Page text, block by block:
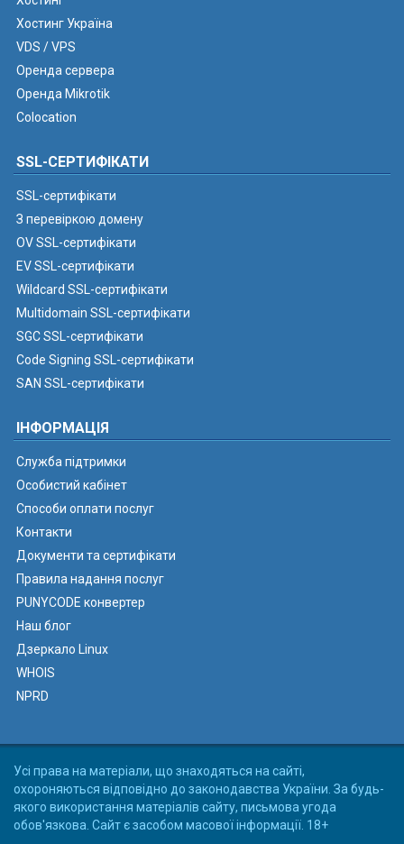
Хостинг Україна
VDS / VPS
Оренда сервера
Оренда Mikrotik
Colocation
SSL-СЕРТИФІКАТИ
SSL-сертифікати
З перевіркою домену
OV SSL-сертифікати
EV SSL-сертифікати
Wildcard SSL-сертифікати
Multidomain SSL-сертифікати
SGC SSL-сертифікати
Code Signing SSL-сертифікати
SAN SSL-сертифікати
ІНФОРМАЦІЯ
Служба підтримки
Особистий кабінет
Способи оплати послуг
Контакти
Документи та сертифікати
Правила надання послуг
PUNYCODE конвертер
Наш блог
Дзеркало Linux
WHOIS
NPRD
Усі права на матеріали, що знаходяться на сайті,
охороняються відповідно до законодавства України. За будь-
якого використання матеріалів сайту, письмова угода
обов'язкова. Сайт є засобом масової інформації. 18+